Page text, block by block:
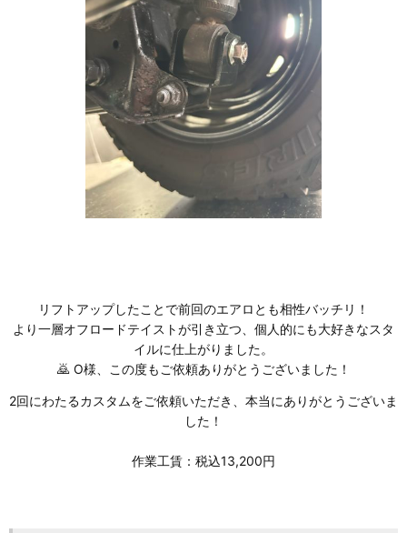
リフトアップしたことで前回のエアロとも相性バッチリ！
より一層オフロードテイストが引き立つ、個人的にも大好きなスタ
イルに仕上がりました。
🙇 O様、この度もご依頼ありがとうございました！
2回にわたるカスタムをご依頼いただき、本当にありがとうございま
した！
作業工賃：税込13,200円